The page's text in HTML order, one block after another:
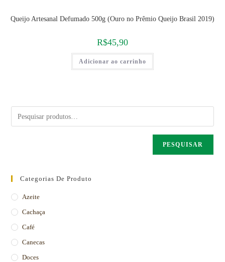
Queijo Artesanal Defumado 500g (Ouro no Prêmio Queijo Brasil 2019)
R$45,90
Adicionar ao carrinho
PESQUISAR
Categorias De Produto
Azeite
Cachaça
Café
Canecas
Doces